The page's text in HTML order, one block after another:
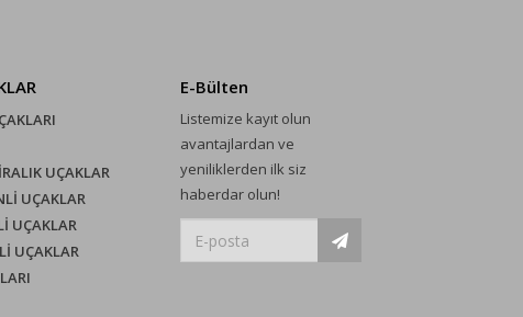
UÇAKLAR
UÇAKLAR
UÇAKLAR
UÇAKLAR
E-Bülten
Listemize kayıt olun
avantajlardan ve
yeniliklerden ilk siz
haberdar olun!